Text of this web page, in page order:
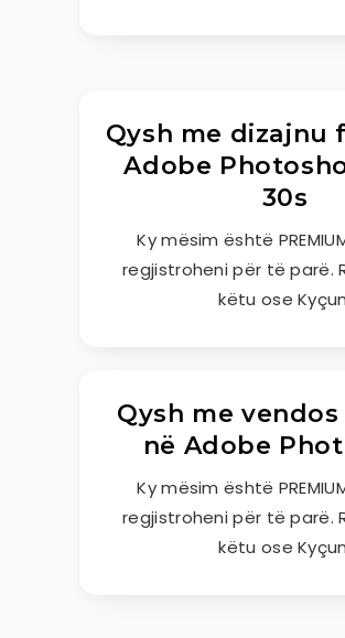
Qysh me dizajnu
Adobe
30s
Ky mësim është
regjistroheni për të parë.
këtu ose
Qysh me
në Adobe
Ky mësim është
regjistroheni për të parë.
këtu ose